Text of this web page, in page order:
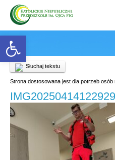
Open toolbar
Słuchaj tekstu
Strona dostosowana jest dla potrzeb osób
IMG20250414122929